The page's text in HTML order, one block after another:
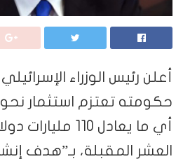
أعلن رئيس الوزراء
أي ما يعادل 110
العشر المقبلة، بـ”هدف